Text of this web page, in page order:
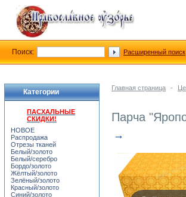
Главная страница -
Парча
→
Категории
ПАСХАЛЬНЫЕ
СКИДКИ!
НОВОЕ
Распродажа
Отрезы тканей
Белый/золото
Белый/серебро
Бордо/золото
Жёлтый/золото
Зелёный/золото
Красный/золото
Синий/золото
Поиск: Расширенный поиск